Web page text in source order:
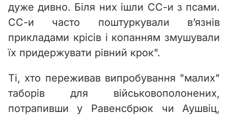
дуже дивно. Біля них ішли СС-и з псами.
СС-и часто поштуркували в’язнів
прикладами крісів і копанням змушували
їх придержувати рівний крок".
Ті, хто переживав випробування "малих"
таборів для військовополонених,
потрапивши у Равенсбрюк чи Аушвіц,